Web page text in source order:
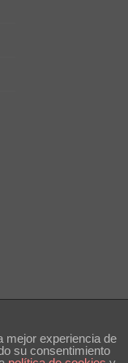
mejor experiencia de
su consentimiento